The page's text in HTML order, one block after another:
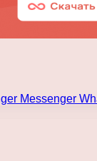
Messenger